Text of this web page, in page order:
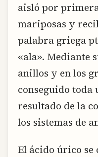
aisló por
mariposas y
palabra griega
«ala». Mediante
anillos y en los
conseguido toda
resultado de la
los sistemas de
El ácido úrico se